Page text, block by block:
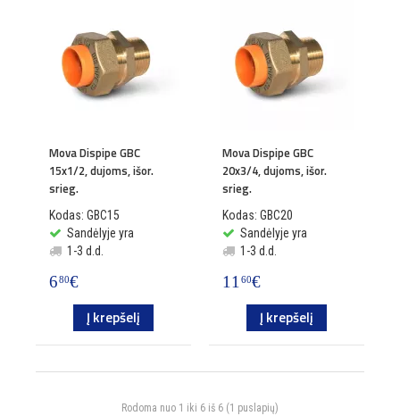
Mova Dispipe GBC
15x1/2, dujoms, išor.
srieg.
Kodas: GBC15
Sandėlyje yra
1-3 d.d.
680€
Į krepšelį
Mova Dispipe GBC
20x3/4, dujoms, išor.
srieg.
Kodas: GBC20
Sandėlyje yra
1-3 d.d.
1160€
Į krepšelį
Rodoma nuo 1 iki 6 iš 6 (1 puslapių)